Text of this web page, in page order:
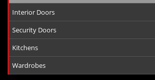
Interior Doors
Security Doors
Kitchens
Wardrobes